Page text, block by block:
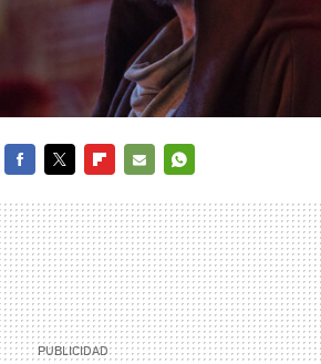
MAIL